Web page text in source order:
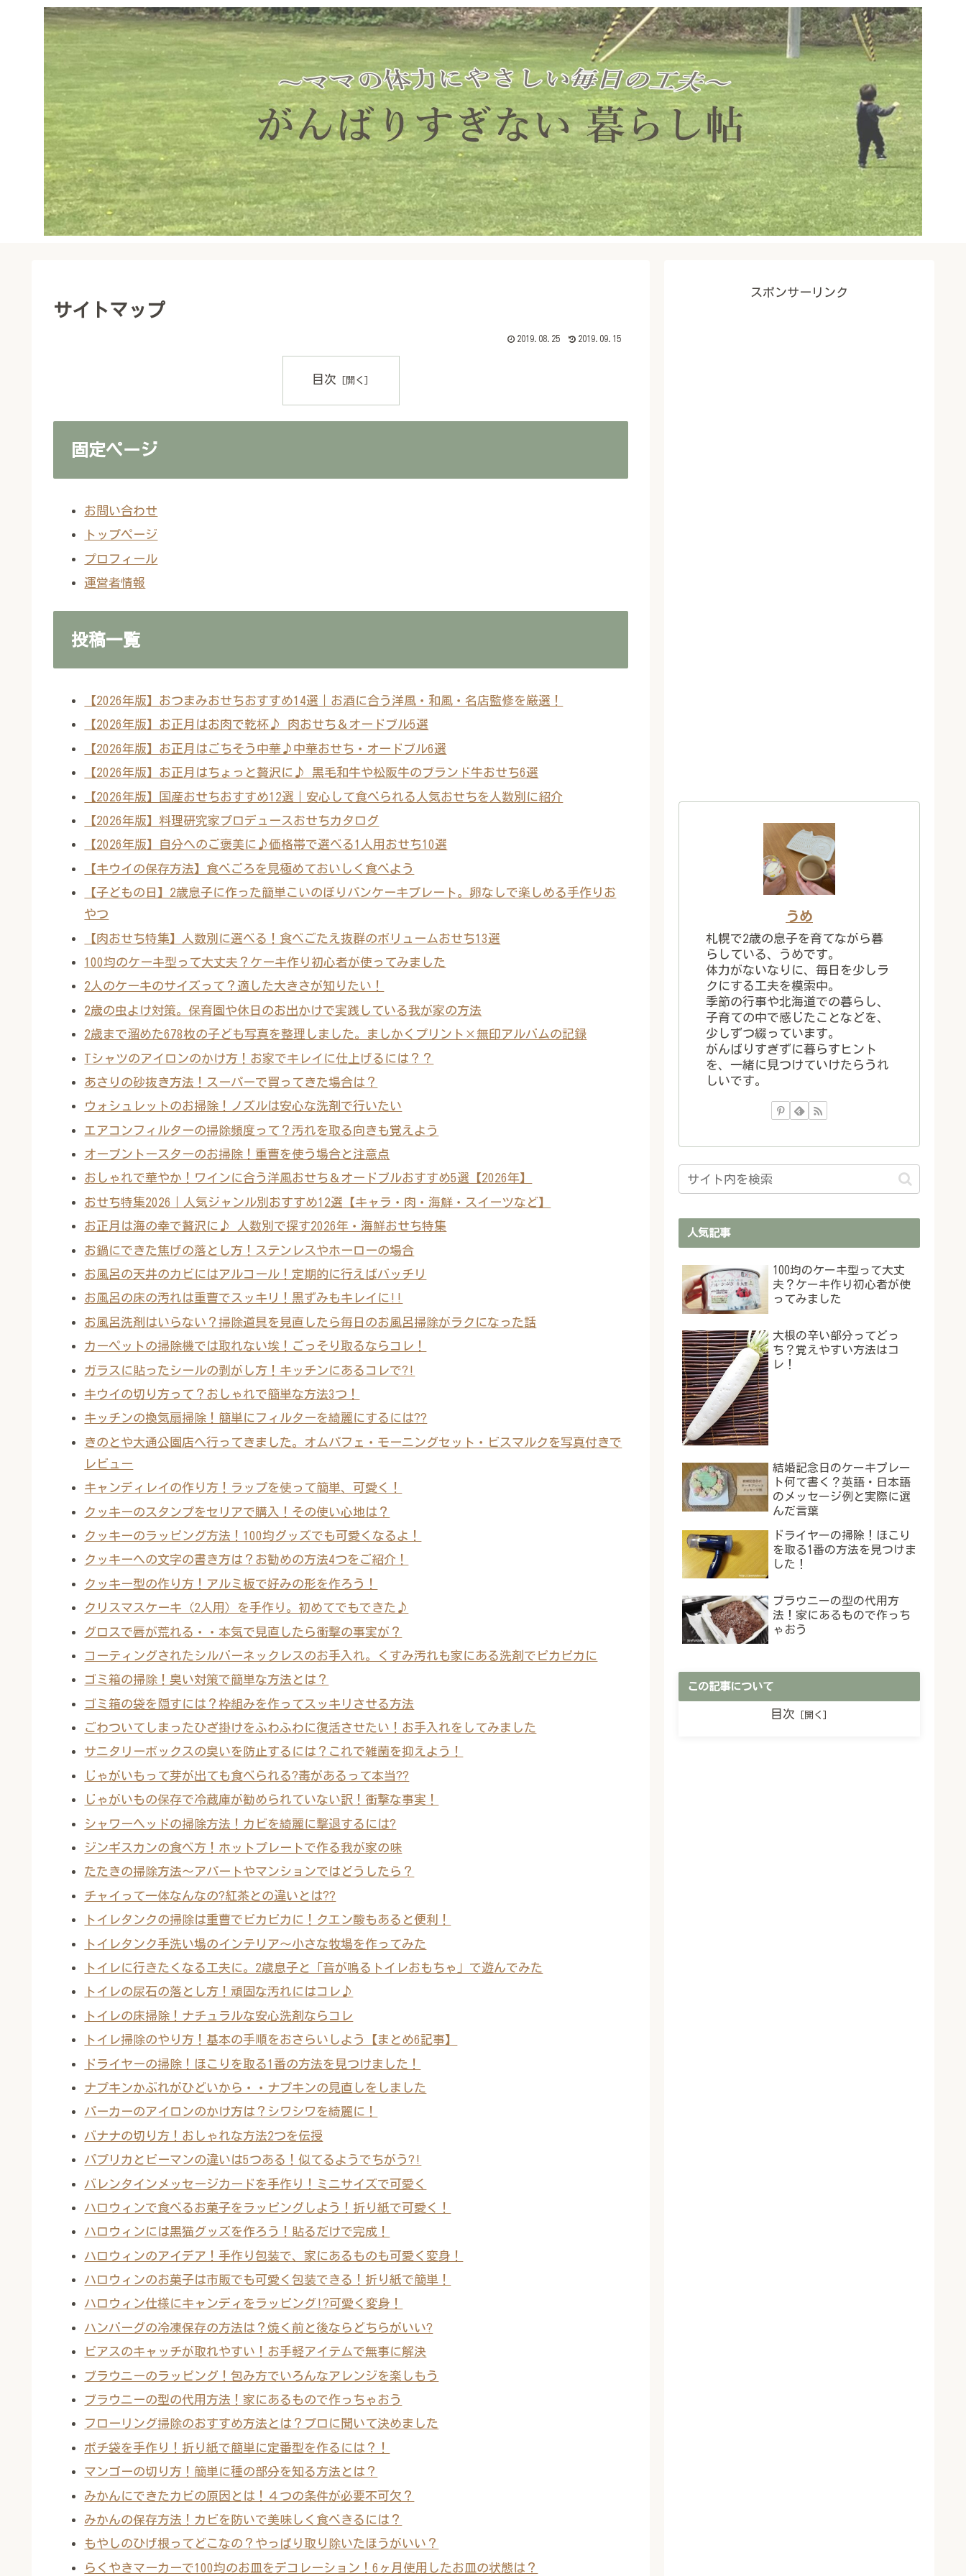
サイトマップ
2019.08.25 2019.09.15
目次
固定ページ
お問い合わせ
トップページ
プロフィール
運営者情報
投稿一覧
【2026年版】おつまみおせちおすすめ14選｜お酒に合う洋風・和風・名店監修を厳選！
【2026年版】お正月はお肉で乾杯♪ 肉おせち＆オードブル5選
【2026年版】お正月はごちそう中華♪中華おせち・オードブル6選
【2026年版】お正月はちょっと贅沢に♪ 黒毛和牛や松阪牛のブランド牛おせち6選
【2026年版】国産おせちおすすめ12選｜安心して食べられる人気おせちを人数別に紹介
【2026年版】料理研究家プロデュースおせちカタログ
【2026年版】自分へのご褒美に♪価格帯で選べる1人用おせち10選
【キウイの保存方法】食べごろを見極めておいしく食べよう
【子どもの日】2歳息子に作った簡単こいのぼりパンケーキプレート。卵なしで楽しめる手作りお
やつ
【肉おせち特集】人数別に選べる！食べごたえ抜群のボリュームおせち13選
100均のケーキ型って大丈夫？ケーキ作り初心者が使ってみました
2人のケーキのサイズって？適した大きさが知りたい！
2歳の虫よけ対策。保育園や休日のお出かけで実践している我が家の方法
2歳まで溜めた678枚の子ども写真を整理しました。ましかくプリント×無印アルバムの記録
Tシャツのアイロンのかけ方！お家でキレイに仕上げるには？？
あさりの砂抜き方法！スーパーで買ってきた場合は？
ウォシュレットのお掃除！ノズルは安心な洗剤で行いたい
エアコンフィルターの掃除頻度って？汚れを取る向きも覚えよう
オーブントースターのお掃除！重曹を使う場合と注意点
おしゃれで華やか！ワインに合う洋風おせち＆オードブルおすすめ5選【2026年】
おせち特集2026｜人気ジャンル別おすすめ12選【キャラ・肉・海鮮・スイーツなど】
お正月は海の幸で贅沢に♪ 人数別で探す2026年・海鮮おせち特集
お鍋にできた焦げの落とし方！ステンレスやホーローの場合
お風呂の天井のカビにはアルコール！定期的に行えばバッチリ
お風呂の床の汚れは重曹でスッキリ！黒ずみもキレイに!!
お風呂洗剤はいらない？掃除道具を見直したら毎日のお風呂掃除がラクになった話
カーペットの掃除機では取れない埃！ごっそり取るならコレ！
ガラスに貼ったシールの剥がし方！キッチンにあるコレで?!
キウイの切り方って？おしゃれで簡単な方法3つ！
キッチンの換気扇掃除！簡単にフィルターを綺麗にするには??
きのとや大通公園店へ行ってきました。オムパフェ・モーニングセット・ビスマルクを写真付きで
レビュー
キャンディレイの作り方！ラップを使って簡単、可愛く！
クッキーのスタンプをセリアで購入！その使い心地は？
クッキーのラッピング方法！100均グッズでも可愛くなるよ！
クッキーへの文字の書き方は？お勧めの方法4つをご紹介！
クッキー型の作り方！アルミ板で好みの形を作ろう！
クリスマスケーキ（2人用）を手作り。初めてでもできた♪
グロスで唇が荒れる・・本気で見直したら衝撃の事実が？
コーティングされたシルバーネックレスのお手入れ。くすみ汚れも家にある洗剤でピカピカに
ゴミ箱の掃除！臭い対策で簡単な方法とは？
ゴミ箱の袋を隠すには？枠組みを作ってスッキリさせる方法
ごわついてしまったひざ掛けをふわふわに復活させたい！お手入れをしてみました
サニタリーボックスの臭いを防止するには？これで雑菌を抑えよう！
じゃがいもって芽が出ても食べられる?毒があるって本当??
じゃがいもの保存で冷蔵庫が勧められていない訳！衝撃な事実！
シャワーヘッドの掃除方法！カビを綺麗に撃退するには?
ジンギスカンの食べ方！ホットプレートで作る我が家の味
たたきの掃除方法～アパートやマンションではどうしたら？
チャイって一体なんなの?紅茶との違いとは??
トイレタンクの掃除は重曹でピカピカに！クエン酸もあると便利！
トイレタンク手洗い場のインテリア～小さな牧場を作ってみた
トイレに行きたくなる工夫に。2歳息子と「音が鳴るトイレおもちゃ」で遊んでみた
トイレの尿石の落とし方！頑固な汚れにはコレ♪
トイレの床掃除！ナチュラルな安心洗剤ならコレ
トイレ掃除のやり方！基本の手順をおさらいしよう【まとめ6記事】
ドライヤーの掃除！ほこりを取る1番の方法を見つけました！
ナプキンかぶれがひどいから・・ナプキンの見直しをしました
パーカーのアイロンのかけ方は？シワシワを綺麗に！
バナナの切り方！おしゃれな方法2つを伝授
パプリカとピーマンの違いは5つある！似てるようでちがう?!
バレンタインメッセージカードを手作り！ミニサイズで可愛く
ハロウィンで食べるお菓子をラッピングしよう！折り紙で可愛く！
ハロウィンには黒猫グッズを作ろう！貼るだけで完成！
ハロウィンのアイデア！手作り包装で、家にあるものも可愛く変身！
ハロウィンのお菓子は市販でも可愛く包装できる！折り紙で簡単！
ハロウィン仕様にキャンディをラッピング!?可愛く変身！
ハンバーグの冷凍保存の方法は？焼く前と後ならどちらがいい?
ピアスのキャッチが取れやすい！お手軽アイテムで無事に解決
ブラウニーのラッピング！包み方でいろんなアレンジを楽しもう
ブラウニーの型の代用方法！家にあるもので作っちゃおう
フローリング掃除のおすすめ方法とは？プロに聞いて決めました
ポチ袋を手作り！折り紙で簡単に定番型を作るには？！
マンゴーの切り方！簡単に種の部分を知る方法とは？
みかんにできたカビの原因とは！４つの条件が必要不可欠？
みかんの保存方法！カビを防いで美味しく食べきるには？
もやしのひげ根ってどこなの？やっぱり取り除いたほうがいい？
らくやきマーカーで100均のお皿をデコレーション！6ヶ月使用したお皿の状態は？
スポンサーリンク
うめ
札幌で2歳の息子を育てながら暮
らしている、うめです。
体力がないなりに、毎日を少しラ
クにする工夫を模索中。
季節の行事や北海道での暮らし、
子育ての中で感じたことなどを、
少しずつ綴っています。
がんばりすぎずに暮らすヒント
を、一緒に見つけていけたらうれ
しいです。
人気記事
100均のケーキ型って大丈
夫？ケーキ作り初心者が使
ってみました
大根の辛い部分ってどっ
ち？覚えやすい方法はコ
レ！
結婚記念日のケーキプレー
ト何て書く？英語・日本語
のメッセージ例と実際に選
んだ言葉
ドライヤーの掃除！ほこり
を取る1番の方法を見つけま
した！
ブラウニーの型の代用方
法！家にあるもので作っち
ゃおう
この記事について
目次